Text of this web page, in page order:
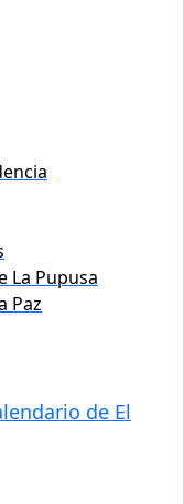
La Pupusa
Paz
de El